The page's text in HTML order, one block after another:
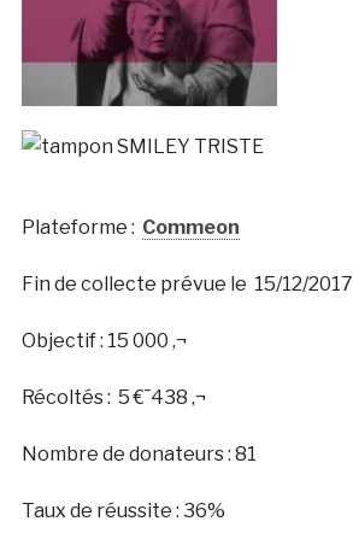
Plateforme : Commeon
Fin de collecte prévue le 15/12/2017
Objectif : 15 000 ‚¬
Récoltés : 5€¯438 ‚¬
Nombre de donateurs : 81
Taux de réussite : 36%